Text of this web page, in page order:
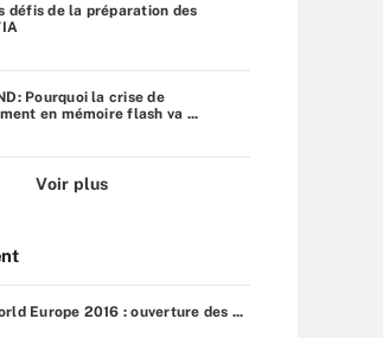
défis de la préparation des
Pourquoi la crise de
en mémoire flash va ...
Voir plus
Europe 2016 : ouverture des ...